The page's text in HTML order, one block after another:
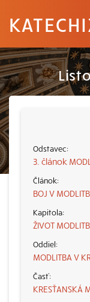
3. článok
BOJ V
ŽIVOT
MODLITBA V
KRESŤANSKÁ